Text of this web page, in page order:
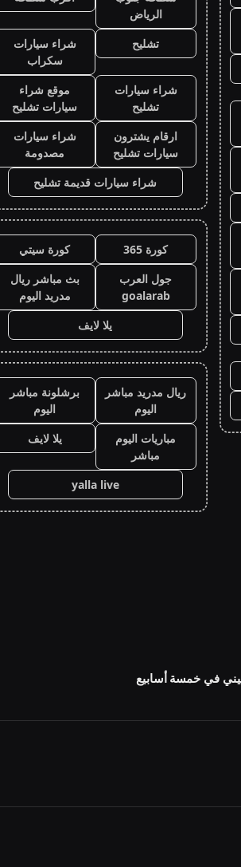
الرياض
تشليح
شراء سيارات
سكراب
شراء سيارات
تشليح
موقع شراء
سيارات تشليح
ارقام يشترون
سيارات تشليح
شراء سيارات
مصدومة
شراء سيارات قديمة تشليح
كورة 365
كورة سيتي
جول العرب
goalarab
بث مباشر ريال
مدريد اليوم
يلا لايف
ريال مدريد مباشر
اليوم
برشلونة مباشر
اليوم
مباريات اليوم
مباشر
يلا لايف
yalla live